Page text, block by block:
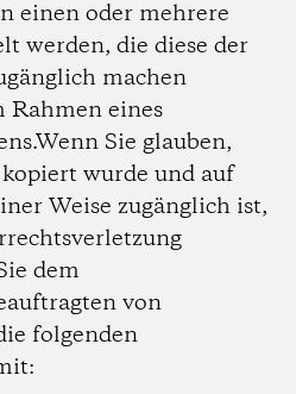
einen oder mehrere
werden, die diese der
machen
Rahmen eines
Sie glauben,
wurde und auf
Weise zugänglich ist,
dem
von
folgenden